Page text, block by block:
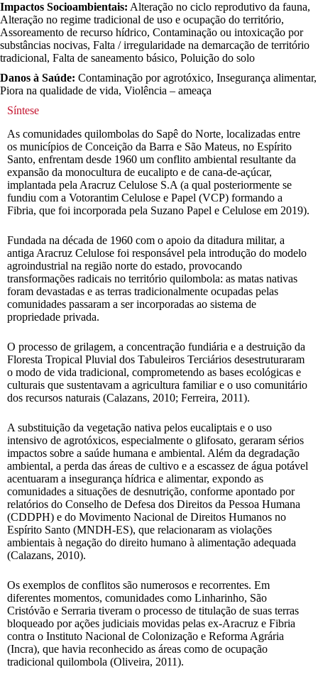
Impactos Socioambientais: Alteração no ciclo reprodutivo da fauna,
Alteração no regime tradicional de uso e ocupação do território,
Assoreamento de recurso hídrico, Contaminação ou intoxicação por
substâncias nocivas, Falta / irregularidade na demarcação de território
tradicional, Falta de saneamento básico, Poluição do solo
Danos à Saúde: Contaminação por agrotóxico, Insegurança alimentar,
Piora na qualidade de vida, Violência – ameaça
Síntese
As comunidades quilombolas do Sapê do Norte, localizadas entre
os municípios de Conceição da Barra e São Mateus, no Espírito
Santo, enfrentam desde 1960 um conflito ambiental resultante da
expansão da monocultura de eucalipto e de cana-de-açúcar,
implantada pela Aracruz Celulose S.A (a qual posteriormente se
fundiu com a Votorantim Celulose e Papel (VCP) formando a
Fibria, que foi incorporada pela Suzano Papel e Celulose em 2019).
Fundada na década de 1960 com o apoio da ditadura militar, a
antiga Aracruz Celulose foi responsável pela introdução do modelo
agroindustrial na região norte do estado, provocando
transformações radicais no território quilombola: as matas nativas
foram devastadas e as terras tradicionalmente ocupadas pelas
comunidades passaram a ser incorporadas ao sistema de
propriedade privada.
O processo de grilagem, a concentração fundiária e a destruição da
Floresta Tropical Pluvial dos Tabuleiros Terciários desestruturaram
o modo de vida tradicional, comprometendo as bases ecológicas e
culturais que sustentavam a agricultura familiar e o uso comunitário
dos recursos naturais (Calazans, 2010; Ferreira, 2011).
A substituição da vegetação nativa pelos eucaliptais e o uso
intensivo de agrotóxicos, especialmente o glifosato, geraram sérios
impactos sobre a saúde humana e ambiental. Além da degradação
ambiental, a perda das áreas de cultivo e a escassez de água potável
acentuaram a insegurança hídrica e alimentar, expondo as
comunidades a situações de desnutrição, conforme apontado por
relatórios do Conselho de Defesa dos Direitos da Pessoa Humana
(CDDPH) e do Movimento Nacional de Direitos Humanos no
Espírito Santo (MNDH-ES), que relacionaram as violações
ambientais à negação do direito humano à alimentação adequada
(Calazans, 2010).
Os exemplos de conflitos são numerosos e recorrentes. Em
diferentes momentos, comunidades como Linharinho, São
Cristóvão e Serraria tiveram o processo de titulação de suas terras
bloqueado por ações judiciais movidas pelas ex-Aracruz e Fibria
contra o Instituto Nacional de Colonização e Reforma Agrária
(Incra), que havia reconhecido as áreas como de ocupação
tradicional quilombola (Oliveira, 2011).